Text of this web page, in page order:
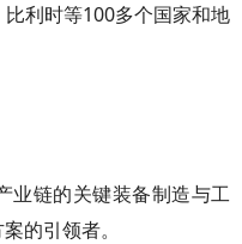
利时等100多个国家和地
业链的关键装备制造与工
的引领者。